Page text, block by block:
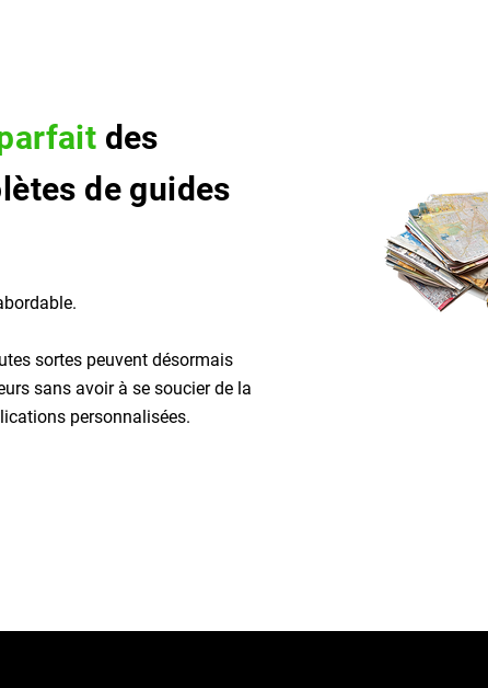
des
de guides
sortes peuvent désormais
sans avoir à se soucier de la
personnalisées.